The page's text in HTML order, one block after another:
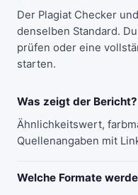
Der Plagiat Checker
denselben Standard.
prüfen oder eine
starten.
Was zeigt der Bericht?
Ähnlichkeitswert,
Quellenangaben mit
Welche Formate